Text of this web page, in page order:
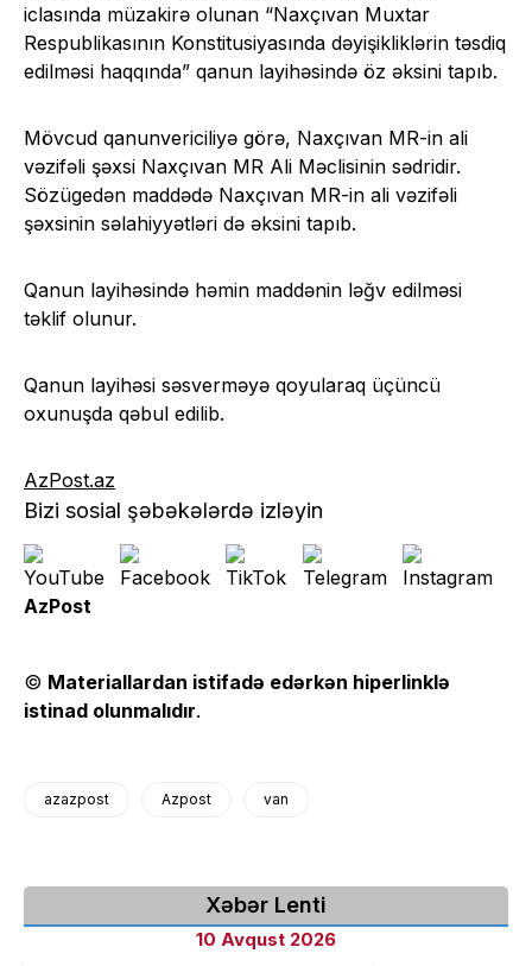
iclasında müzakirə olunan “Naxçıvan Muxtar
Respublikasının Konstitusiyasında dəyişikliklərin təsdiq
edilməsi haqqında” qanun layihəsində öz əksini tapıb.
Mövcud qanunvericiliyə görə, Naxçıvan MR-in ali
vəzifəli şəxsi Naxçıvan MR Ali Məclisinin sədridir.
Sözügedən maddədə Naxçıvan MR-in ali vəzifəli
şəxsinin səlahiyyətləri də əksini tapıb.
Qanun layihəsində həmin maddənin ləğv edilməsi
təklif olunur.
Qanun layihəsi səsverməyə qoyularaq üçüncü
oxunuşda qəbul edilib.
AzPost.az
Bizi sosial şəbəkələrdə izləyin
AzPost
© Materiallardan istifadə edərkən hiperlinklə
istinad olunmalıdır.
azazpost Azpost van
Xəbər Lenti
10 Avqust 2026